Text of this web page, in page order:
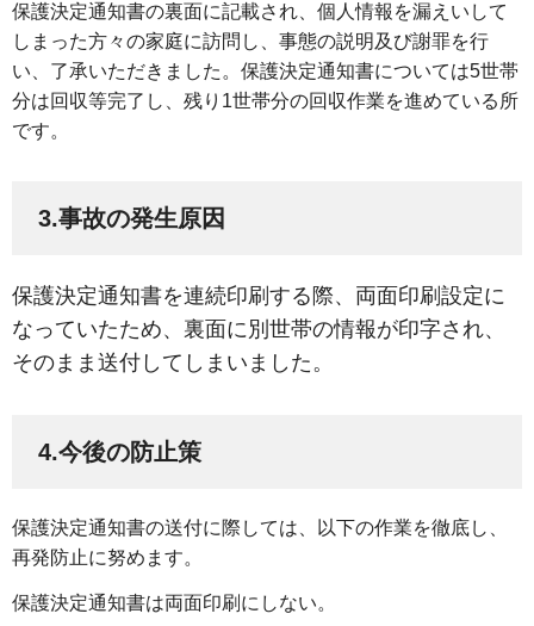
保護決定通知書の裏面に記載され、個人情報を漏えいして
しまった方々の家庭に訪問し、事態の説明及び謝罪を行
い、了承いただきました。保護決定通知書については5世帯
分は回収等完了し、残り1世帯分の回収作業を進めている所
です。
3.事故の発生原因
保護決定通知書を連続印刷する際、両面印刷設定に
なっていたため、裏面に別世帯の情報が印字され、
そのまま送付してしまいました。
4.今後の防止策
保護決定通知書の送付に際しては、以下の作業を徹底し、
再発防止に努めます。
保護決定通知書は両面印刷にしない。